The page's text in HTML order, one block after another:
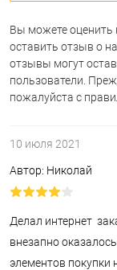
Вы можете оценить
оставить отзыв о
отзывы могут
пользователи.
пожалуйста с
10 июля 2021
Автор: Николай
Делал интернет
внезапно
элементов